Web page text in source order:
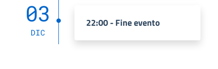
03
DIC
22:00 - Fine evento